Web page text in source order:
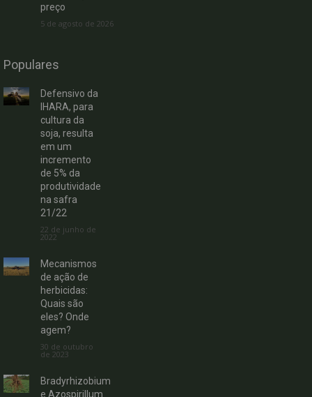
preço
5 de agosto de 2026
Populares
Defensivo da
IHARA, para
cultura da
soja, resulta
em um
incremento
de 5% da
produtividade
na safra
21/22
22 de junho de
2022
Mecanismos
de ação de
herbicidas:
Quais são
eles? Onde
agem?
30 de outubro
de 2023
Bradyrhizobium
e Azospirillum